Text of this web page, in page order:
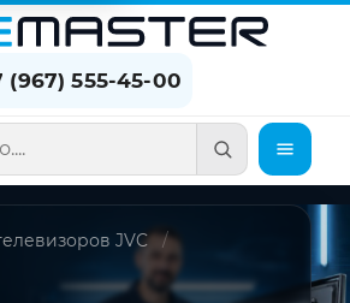
(967) 555-45-00
JVC